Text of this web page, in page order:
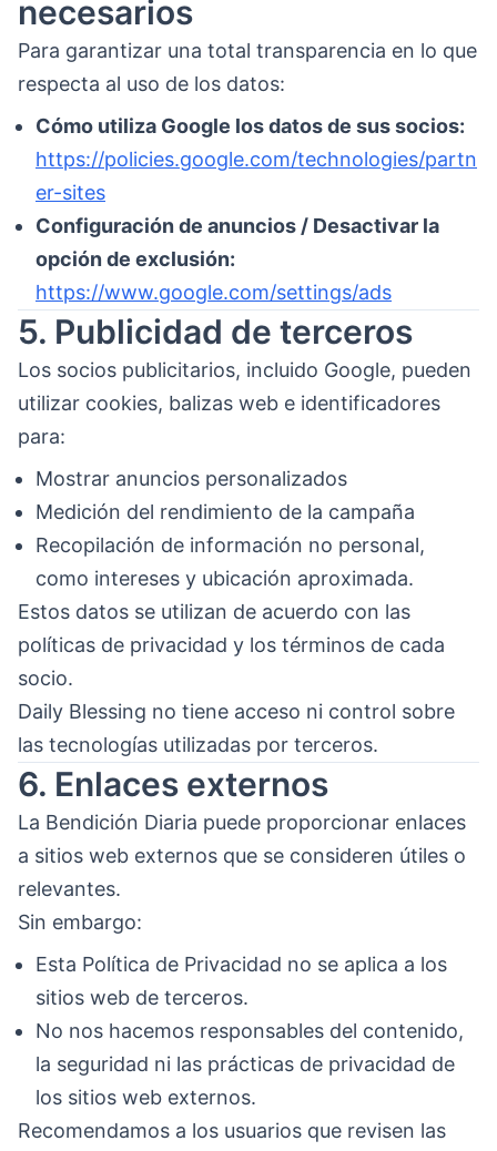
necesarios
Para garantizar una total transparencia en lo que
respecta al uso de los datos:
Cómo utiliza Google los datos de sus socios:
https://policies.google.com/technologies/partn
er-sites
Configuración de anuncios / Desactivar la
opción de exclusión:
https://www.google.com/settings/ads
5. Publicidad de terceros
Los socios publicitarios, incluido Google, pueden
utilizar cookies, balizas web e identificadores
para:
Mostrar anuncios personalizados
Medición del rendimiento de la campaña
Recopilación de información no personal,
como intereses y ubicación aproximada.
Estos datos se utilizan de acuerdo con las
políticas de privacidad y los términos de cada
socio.
Daily Blessing no tiene acceso ni control sobre
las tecnologías utilizadas por terceros.
6. Enlaces externos
La Bendición Diaria puede proporcionar enlaces
a sitios web externos que se consideren útiles o
relevantes.
Sin embargo:
Esta Política de Privacidad no se aplica a los
sitios web de terceros.
No nos hacemos responsables del contenido,
la seguridad ni las prácticas de privacidad de
los sitios web externos.
Recomendamos a los usuarios que revisen las